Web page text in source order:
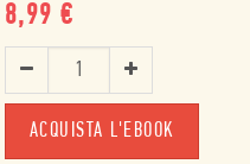
8,99 €
ACQUISTA L'EBOOK